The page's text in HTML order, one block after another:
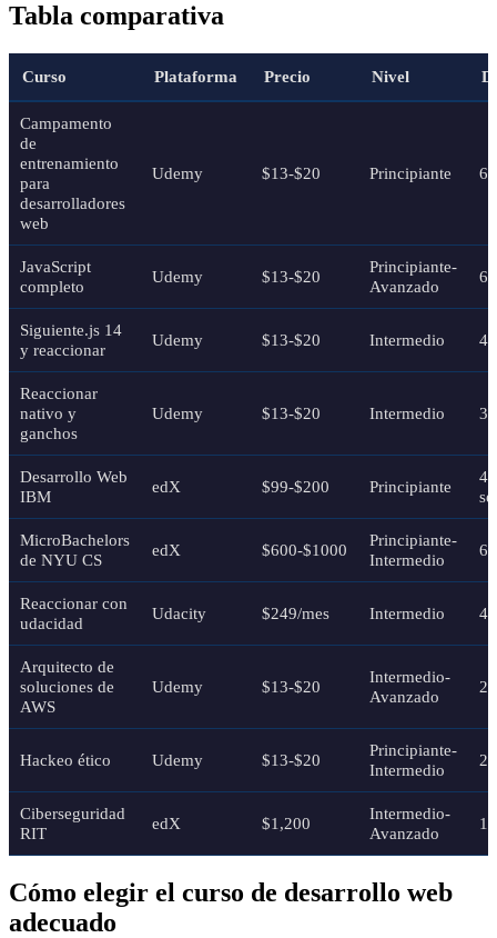
Tabla comparativa
Curso Plataforma Precio Nivel
Campamento
de
entrenamiento
para
desarrolladores
web
Udemy $13-$20 Principiante
JavaScript
completo
Udemy $13-$20
Principiante-
Avanzado
Siguiente.js 14
y reaccionar
Udemy $13-$20 Intermedio
Reaccionar
nativo y
ganchos
Udemy $13-$20 Intermedio
Desarrollo Web
IBM
edX $99-$200 Principiante
4-
MicroBachelors
de NYU CS
edX $600-$1000
Principiante-
Intermedio
6-
Reaccionar con
udacidad
Udacity $249/mes Intermedio 4
Arquitecto de
soluciones de
AWS
Udemy $13-$20
Intermedio-
Avanzado
Hackeo ético Udemy $13-$20
Principiante-
Intermedio
Ciberseguridad
RIT
edX $1,200
Intermedio-
Avanzado
Cómo elegir el curso de desarrollo web
adecuado